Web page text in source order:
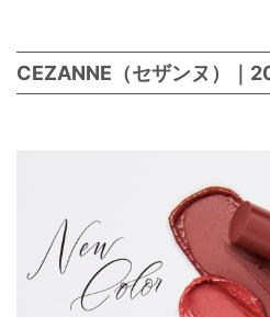
CEZANNE（セザンヌ）｜